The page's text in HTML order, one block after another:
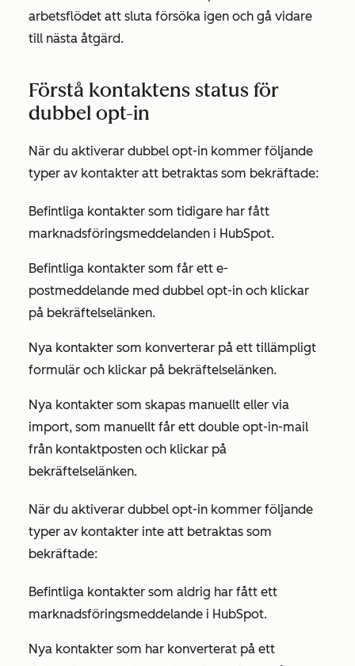
arbetsflödet att sluta försöka igen och gå vidare
till nästa åtgärd.
Förstå kontaktens status för
dubbel opt-in
När du aktiverar dubbel opt-in kommer följande
typer av kontakter att betraktas som bekräftade:
Befintliga kontakter som tidigare har fått
marknadsföringsmeddelanden i HubSpot.
Befintliga kontakter som får ett e-
postmeddelande med dubbel opt-in och klickar
på bekräftelselänken.
Nya kontakter som konverterar på ett tillämpligt
formulär och klickar på bekräftelselänken.
Nya kontakter som skapas manuellt eller via
import, som manuellt får ett double opt-in-mail
från kontaktposten och klickar på
bekräftelselänken.
När du aktiverar dubbel opt-in kommer följande
typer av kontakter inte att betraktas som
bekräftade:
Befintliga kontakter som aldrig har fått ett
marknadsföringsmeddelande i HubSpot.
Nya kontakter som har konverterat på ett